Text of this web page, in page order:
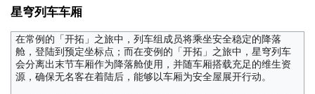
星穹列车车厢
在常例的「开拓」之旅中，列车组成员将乘坐安全稳定的降落
舱，登陆到预定坐标点；而在变例的「开拓」之旅中，星穹列车
会分离出末节车厢作为降落舱使用，并随车厢搭载充足的维生资
源，确保无名客在着陆后，能够以车厢为安全屋展开行动。